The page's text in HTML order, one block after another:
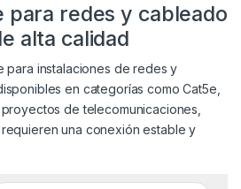
para redes y cableado
alta calidad
para instalaciones de redes y
en categorías como Cat5e,
de telecomunicaciones,
una conexión estable y